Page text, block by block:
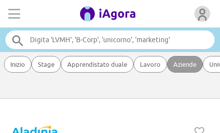
Inizio Stage Apprendistato duale Lavoro Aziende